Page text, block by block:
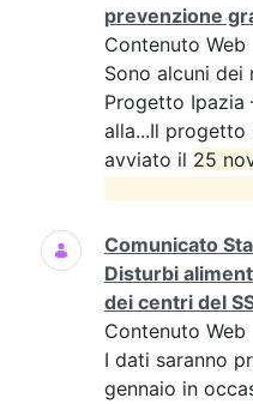
prevenzione
Contenuto Web
Sono alcuni
Progetto Ipazia
alla...Il progetto
avviato il 25
Comunicato
Disturbi
dei centri del
Contenuto Web
I dati saranno
gennaio in